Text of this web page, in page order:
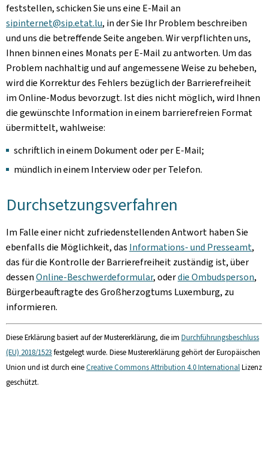
feststellen, schicken Sie uns eine E-Mail an
sipinternet@sip.etat.lu, in der Sie Ihr Problem beschreiben
und uns die betreffende Seite angeben. Wir verpflichten uns,
Ihnen binnen eines Monats per E-Mail zu antworten. Um das
Problem nachhaltig und auf angemessene Weise zu beheben,
wird die Korrektur des Fehlers bezüglich der Barrierefreiheit
im Online-Modus bevorzugt. Ist dies nicht möglich, wird Ihnen
die gewünschte Information in einem barrierefreien Format
übermittelt, wahlweise:
schriftlich in einem Dokument oder per E-Mail;
mündlich in einem Interview oder per Telefon.
Durchsetzungsverfahren
Im Falle einer nicht zufriedenstellenden Antwort haben Sie
ebenfalls die Möglichkeit, das Informations- und Presseamt,
das für die Kontrolle der Barrierefreiheit zuständig ist, über
dessenOnline-Beschwerdeformular, oderdie Ombudsperson,
Bürgerbeauftragte des Großherzogtums Luxemburg, zu
informieren.
Diese Erklärung basiert auf der Mustererklärung, die im Durchführungsbeschluss
(EU) 2018/1523 festgelegt wurde. Diese Mustererklärung gehört der Europäischen
Union und ist durch eineCreative Commons Attribution 4.0 InternationalLizenz
geschützt.